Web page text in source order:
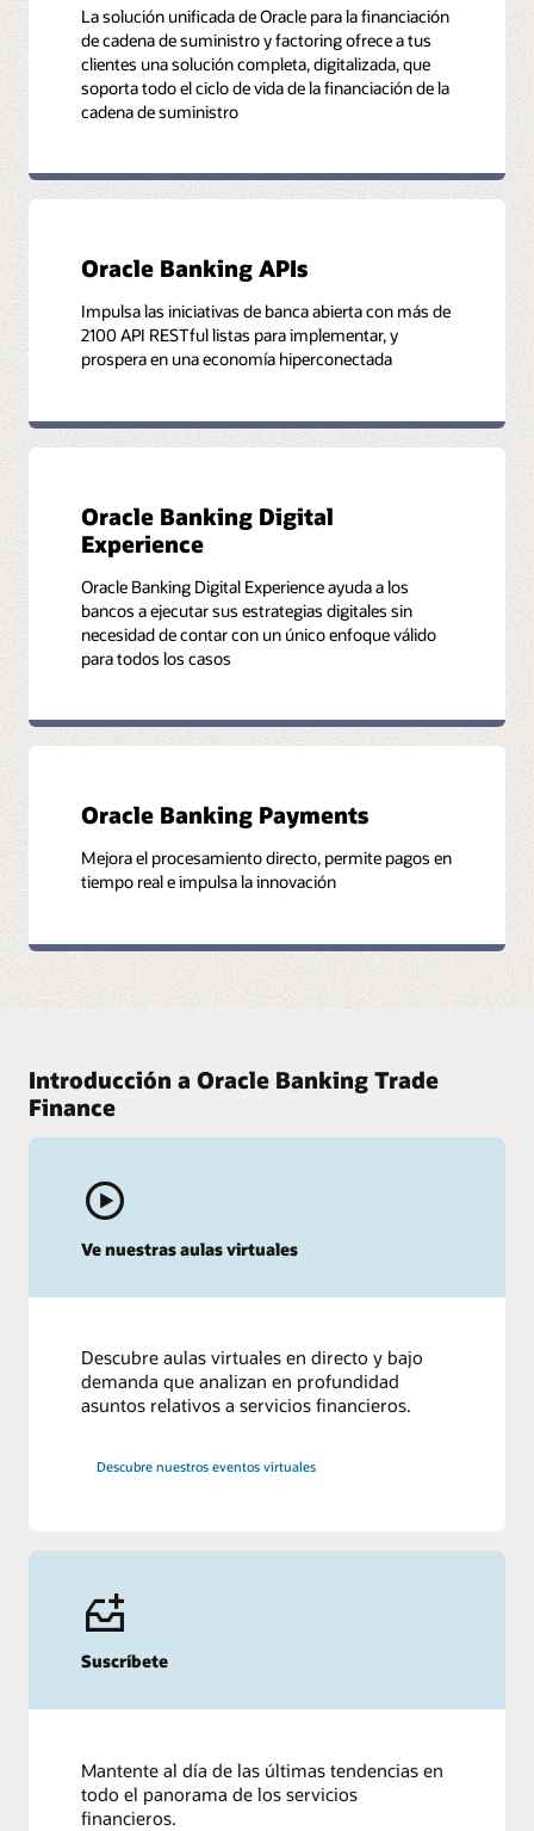
Más información
La solución unificada de Oracle para la financiación
de cadena de suministro y factoring ofrece a tus
clientes una solución completa, digitalizada, que
soporta todo el ciclo de vida de la financiación de la
cadena de suministro
Oracle Banking APIs
Impulsa las iniciativas de banca abierta con más de
2100 API RESTful listas para implementar, y
prospera en una economía hiperconectada
Oracle Banking Digital
Experience
Oracle Banking Digital Experience ayuda a los
bancos a ejecutar sus estrategias digitales sin
necesidad de contar con un único enfoque válido
para todos los casos
Oracle Banking Payments
Mejora el procesamiento directo, permite pagos en
tiempo real e impulsa la innovación
Introducción a Oracle Banking Trade
Finance
Ve nuestras aulas virtuales
Descubre aulas virtuales en directo y bajo
demanda que analizan en profundidad
asuntos relativos a servicios financieros.
Descubre nuestros eventos virtuales
Suscríbete
Mantente al día de las últimas tendencias en
todo el panorama de los servicios
financieros.